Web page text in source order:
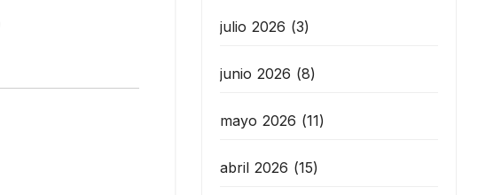
julio 2026 (3)
junio 2026 (8)
mayo 2026 (11)
abril 2026 (15)